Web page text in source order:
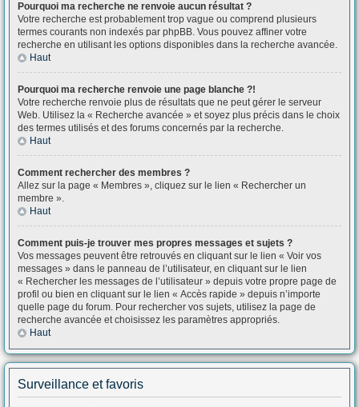
Pourquoi ma recherche ne renvoie aucun résultat ?
Votre recherche est probablement trop vague ou comprend plusieurs
termes courants non indexés par phpBB. Vous pouvez affiner votre
recherche en utilisant les options disponibles dans la recherche avancée.
Haut
Pourquoi ma recherche renvoie une page blanche ?!
Votre recherche renvoie plus de résultats que ne peut gérer le serveur
Web. Utilisez la « Recherche avancée » et soyez plus précis dans le choix
des termes utilisés et des forums concernés par la recherche.
Haut
Comment rechercher des membres ?
Allez sur la page « Membres », cliquez sur le lien « Rechercher un
membre ».
Haut
Comment puis-je trouver mes propres messages et sujets ?
Vos messages peuvent être retrouvés en cliquant sur le lien « Voir vos
messages » dans le panneau de l’utilisateur, en cliquant sur le lien
« Rechercher les messages de l’utilisateur » depuis votre propre page de
profil ou bien en cliquant sur le lien « Accès rapide » depuis n’importe
quelle page du forum. Pour rechercher vos sujets, utilisez la page de
recherche avancée et choisissez les paramètres appropriés.
Haut
Surveillance et favoris